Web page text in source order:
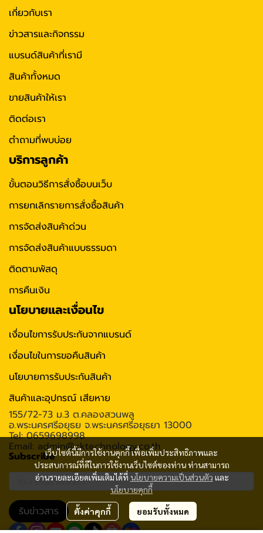
เว็บไซต์นี้มีการใช้งานคุกกี้ เพื่อเพิ่มประสิทธิภาพและ
ประสบการณ์ที่ดีในการใช้งานเว็บไซต์ของท่าน ท่านสามารถ
อ่านรายละเอียดเพิ่มเติมได้ที่ นโยบายความเป็นส่วนตัว และ
นโยบายคุกกี้
ตั้งค่าคุกกี้ ยอมรับทั้งหมด
เกี่ยวกับเรา
ข่าวสารและกิจกรรม
แบรนด์สินค้าที่เรามี
สินค้าทั้งหมด
ขายสินค้าให้เรา
ติดต่อเรา
ตำถามที่พบบ่อย
บริการลูกค้า
ขั้นตอนวิธีการสั่งซื้อบนเว็บ
การยกเลิกรายการสั่งซื้อสินค้า
การจัดส่งสินค้าด่วน
การจัดส่งสินค้าแบบธรรมดา
ติดตามพัสดุ
การคืนเงิน
นโยบายและเงื่อนไข
เงื่อนไขการรับประกันจากแบรนด์
เงื่อนไขในการขอคืนสินค้า
นโยบายการรับประกันสินค้า
สินค้าและอุปกรณ์ เสียหาย
155/72-73 ม.3 ต.คลองสวนพลู
อ.พระนครศรีอยุธย จ.พระนครศรีอยุธยา 13000
Tel: 0659698998
Email: admin@cktechnology.co.th
Subscribe
รับข่าวสาร